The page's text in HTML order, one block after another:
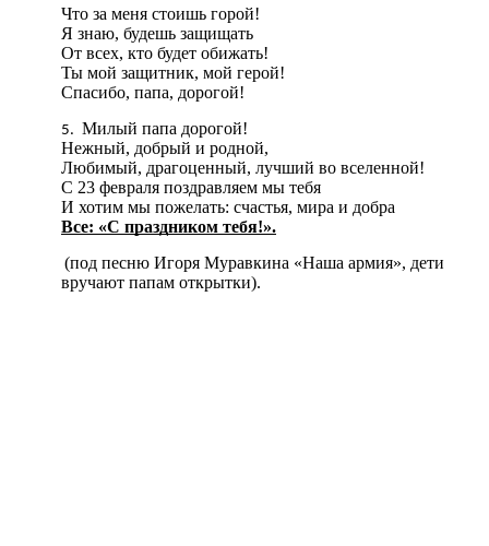
Что за меня стоишь горой!
Я знаю, будешь защищать
От всех, кто будет обижать!
Ты мой защитник, мой герой!
Спасибо, папа, дорогой!
Милый папа дорогой!
Нежный, добрый и родной,
Любимый, драгоценный, лучший во вселенной!
С 23 февраля поздравляем мы тебя
И хотим мы пожелать: счастья, мира и добра
Все: «С праздником тебя!».
(под песню Игоря Муравкина «Наша армия», дети
вручают папам открытки).